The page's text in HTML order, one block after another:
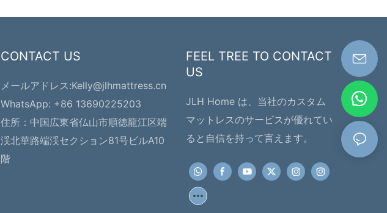
CONTACT US
メールアドレス:Kelly@jlhmattress.cn
WhatsApp: +86 13690225203
住所： 中国広東省仏山市順徳龍江区端
渓北華路端渓セクション81号ビルA10
階
FEEL TREE TO CONTACT
US
JLH Home は、当社のカスタム
マットレスのサービスが優れてい
ると自信を持って言えます。